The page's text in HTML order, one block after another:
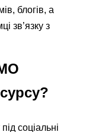
блогів, а
зв’язку з
соціальні